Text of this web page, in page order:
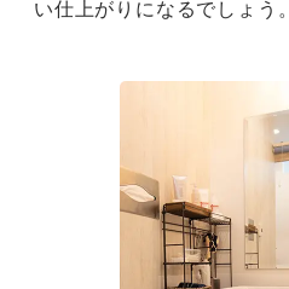
い仕上がりになるでしょう。